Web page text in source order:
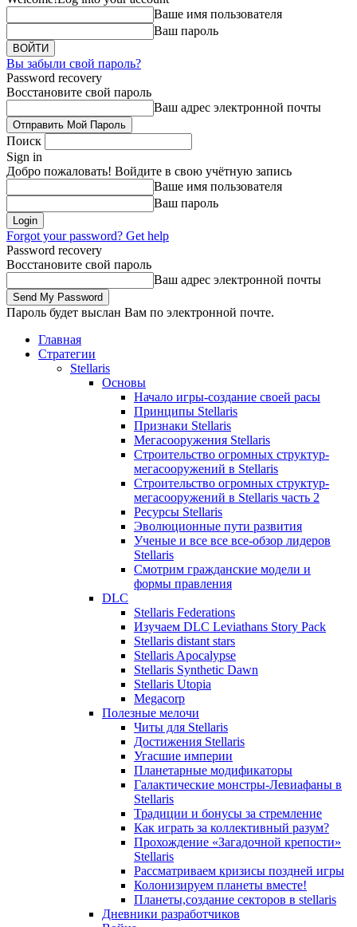
Ваше имя пользователя
Ваш пароль
Вы забыли свой пароль?
Password recovery
Восстановите свой пароль
Ваш адрес электронной почты
Поиск
Sign in
Добро пожаловать! Войдите в свою учётную запись
Ваше имя пользователя
Ваш пароль
Forgot your password? Get help
Password recovery
Восстановите свой пароль
Ваш адрес электронной почты
Пароль будет выслан Вам по электронной почте.
Главная
Стратегии
Stellaris
Основы
Начало игры-создание своей расы
Принципы Stellaris
Признаки Stellaris
Мегасооружения Stellaris
Строительство огромных структур-
мегасооружений в Stellaris
Строительство огромных структур-
мегасооружений в Stellaris часть 2
Ресурсы Stellaris
Эволюционные пути развития
Ученые и все все все-обзор лидеров
Stellaris
Смотрим гражданские модели и
формы правления
DLC
Stellaris Federations
Изучаем DLC Leviathans Story Pack
Stellaris distant stars
Stellaris Apocalypse
Stellaris Synthetic Dawn
Stellaris Utopia
Megacorp
Полезные мелочи
Читы для Stellaris
Достижения Stellaris
Угасшие империи
Планетарные модификаторы
Галактические монстры-Левиафаны в
Stellaris
Традиции и бонусы за стремление
Как играть за коллективный разум?
Прохождение «Загадочной крепости»
Stellaris
Рассматриваем кризисы поздней игры
Колонизируем планеты вместе!
Планеты,создание секторов в stellaris
Дневники разработчиков